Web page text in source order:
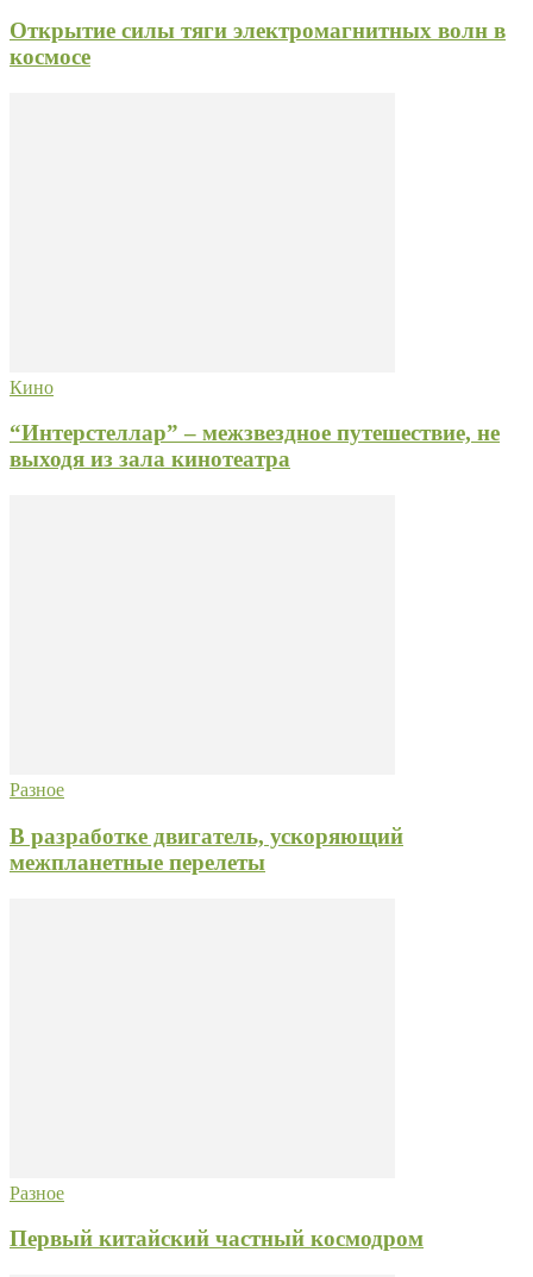
Открытие силы тяги электромагнитных волн в
космосе
Кино
“Интерстеллар” – межзвездное путешествие, не
выходя из зала кинотеатра
Разное
В разработке двигатель, ускоряющий
межпланетные перелеты
Разное
Первый китайский частный космодром